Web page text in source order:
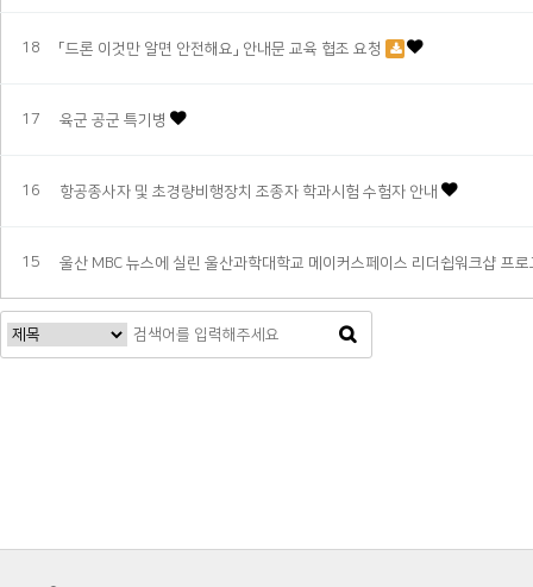
18 「드론 이것만 알면 안전해요」 안내문 교육 협조 요청
17 육군 공군 특기병
16 항공종사자 및 초경량비행장치 조종자 학과시험 수험자 안내
15 울산 MBC 뉴스에 실린 울산과학대학교 메이커스페이스 리더쉽워크샵 프